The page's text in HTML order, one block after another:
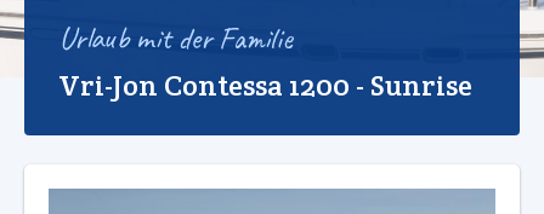
Urlaub mit der Familie
Vri-Jon Contessa 1200 - Sunrise